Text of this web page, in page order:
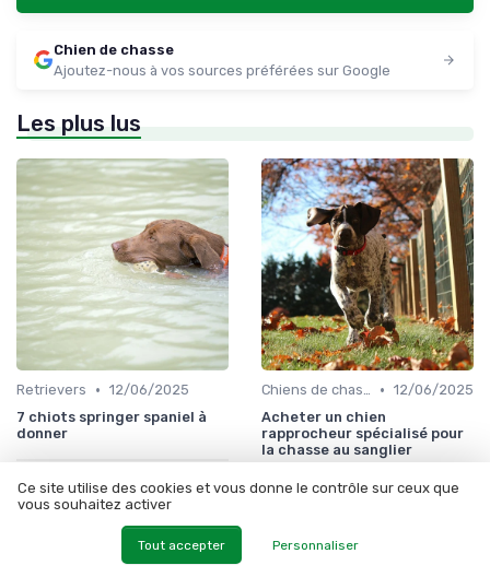
Chien de chasse
Ajoutez-nous à vos sources préférées sur Google
Les plus lus
Retrievers • 12/06/2025
7 chiots springer spaniel à
donner
Chiens de chasse au sanglier • 12/06/2025
Acheter un chien
rapprocheur spécialisé pour
la chasse au sanglier
Ce site utilise des cookies et vous donne le contrôle sur ceux que
vous souhaitez activer
Tout accepter Personnaliser